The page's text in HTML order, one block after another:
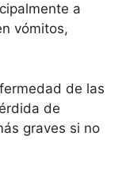
a
vómitos,
de las
de
graves si no